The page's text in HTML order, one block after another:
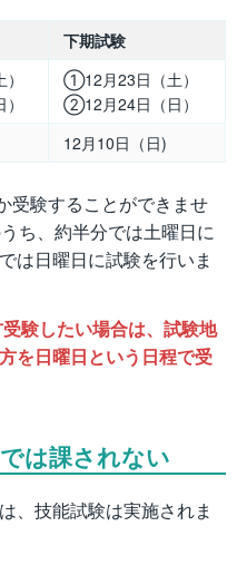
下期試験
①12月23日（土）
②12月24日（日）
12月10日（日)
験することができませ
ち、約半分では土曜日に
は日曜日に試験を行いま
験したい場合は、試験地
を日曜日という日程で受
は課されない
、技能試験は実施されま